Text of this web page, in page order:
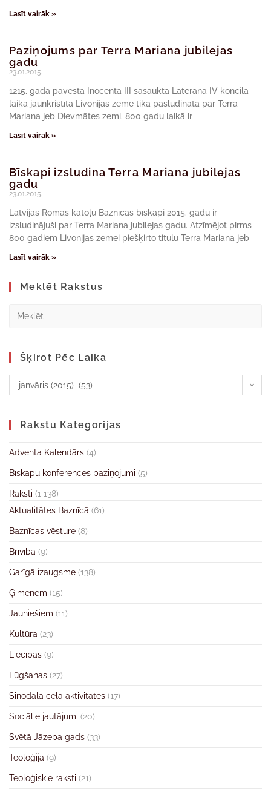
Lasīt vairāk »
Paziņojums par Terra Mariana jubilejas
gadu
23.01.2015.
1215. gadā pāvesta Inocenta III sasauktā Laterāna IV koncila
laikā jaunkristītā Livonijas zeme tika pasludināta par Terra
Mariana jeb Dievmātes zemi. 800 gadu laikā ir
Lasīt vairāk »
Bīskapi izsludina Terra Mariana jubilejas
gadu
23.01.2015.
Latvijas Romas katoļu Baznīcas bīskapi 2015. gadu ir
izsludinājuši par Terra Mariana jubilejas gadu. Atzīmējot pirms
800 gadiem Livonijas zemei piešķirto titulu Terra Mariana jeb
Lasīt vairāk »
Meklēt Rakstus
Šķirot Pēc Laika
janvāris (2015) (53)
Rakstu Kategorijas
Adventa Kalendārs (4)
Bīskapu konferences paziņojumi (5)
Raksti (1 138)
Aktualitātes Baznīcā (61)
Baznīcas vēsture (8)
Brīvība (9)
Garīgā izaugsme (138)
Ģimenēm (15)
Jauniešiem (11)
Kultūra (23)
Liecības (9)
Lūgšanas (27)
Sinodālā ceļa aktivitātes (17)
Sociālie jautājumi (20)
Svētā Jāzepa gads (33)
Teoloģija (9)
Teoloģiskie raksti (21)